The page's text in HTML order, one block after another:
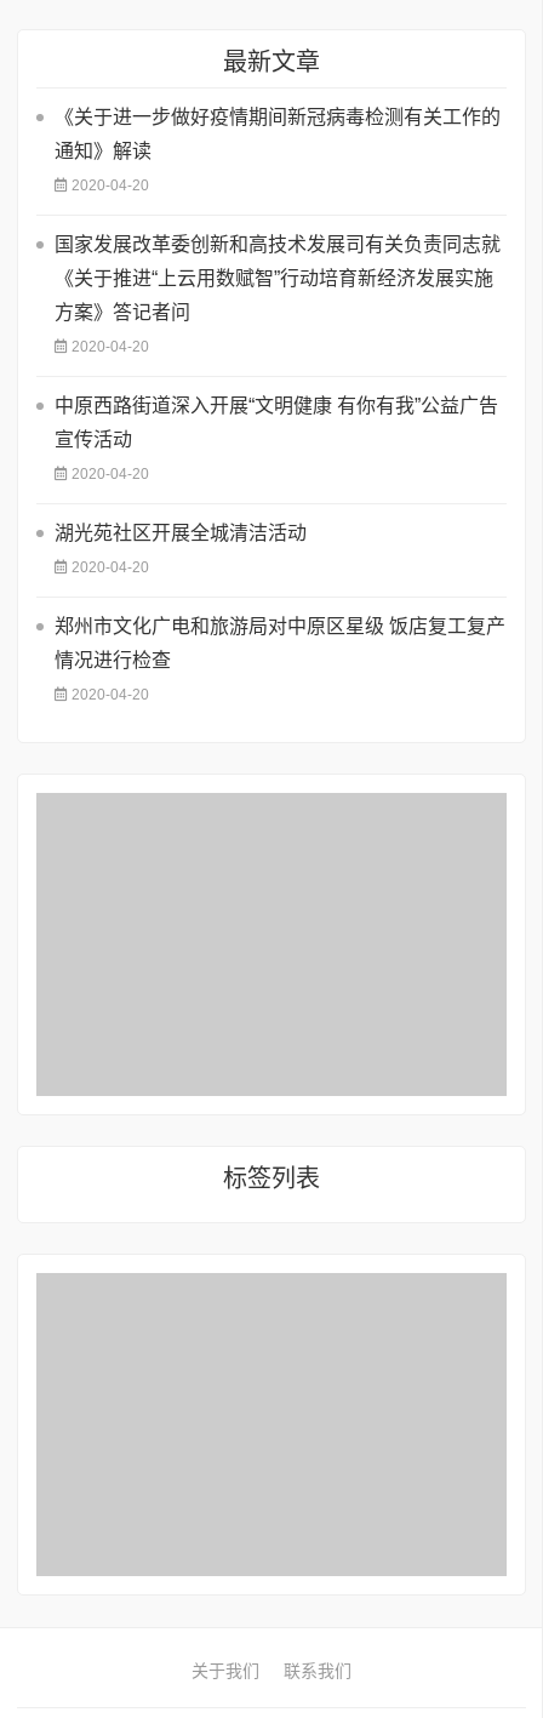
最新文章
《关于进一步做好疫情期间新冠病毒检测有关工作的
通知》解读
2020-04-20
国家发展改革委创新和高技术发展司有关负责同志就
《关于推进“上云用数赋智”行动培育新经济发展实施
方案》答记者问
2020-04-20
中原西路街道深入开展“文明健康 有你有我”公益广告
宣传活动
2020-04-20
湖光苑社区开展全城清洁活动
2020-04-20
郑州市文化广电和旅游局对中原区星级 饭店复工复产
情况进行检查
2020-04-20
标签列表
关于我们 联系我们